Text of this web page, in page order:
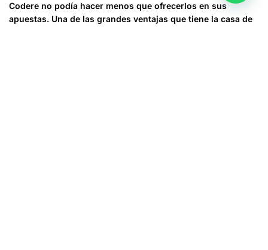
Codere no podía hacer menos que ofrecerlos en sus
apuestas. Una de las grandes ventajas que tiene la casa de